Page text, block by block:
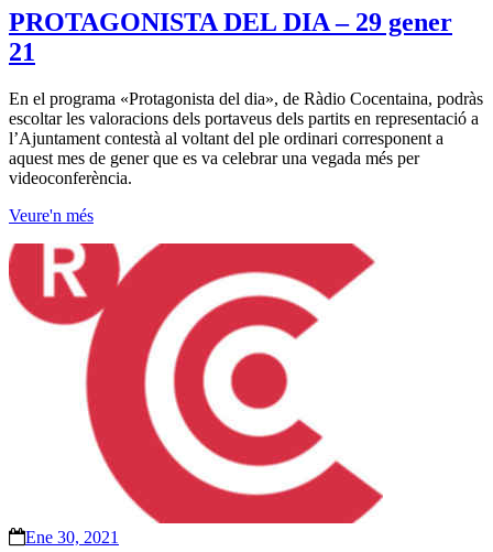
PROTAGONISTA DEL DIA – 29 gener
21
En el programa «Protagonista del dia», de Ràdio Cocentaina, podràs
escoltar les valoracions dels portaveus dels partits en representació a
l’Ajuntament contestà al voltant del ple ordinari corresponent a
aquest mes de gener que es va celebrar una vegada més per
videoconferència.
Veure'n més
Ene 30, 2021